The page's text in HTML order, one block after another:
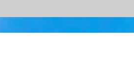
producten je hoofdhuid
gunnen.